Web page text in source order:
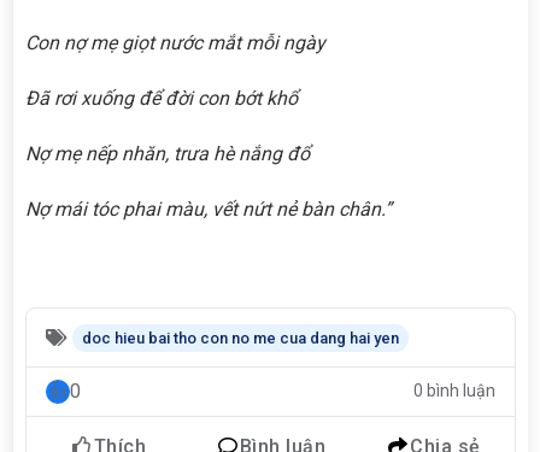
Con nợ mẹ giọt nước mắt mỗi ngày
Đã rơi xuống để đời con bớt khổ
Nợ mẹ nếp nhăn, trưa hè nắng đổ
Nợ mái tóc phai màu, vết nứt nẻ bàn chân.”
doc hieu bai tho con no me cua dang hai yen
0 0 bình luận
Thích Bình luận Chia sẻ